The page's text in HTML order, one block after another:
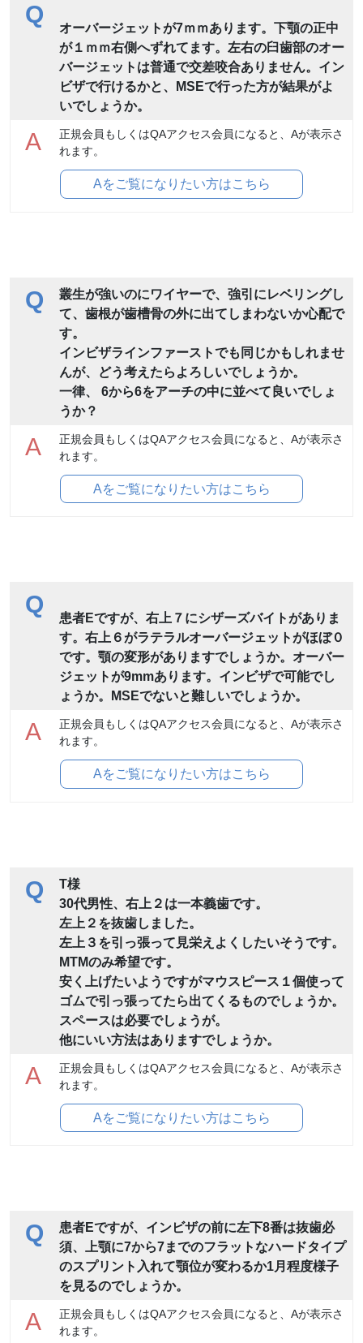
Q
オーバージェットが7ｍｍあります。下顎の正中
が１ｍｍ右側へずれてます。左右の臼歯部のオー
バージェットは普通で交差咬合ありません。イン
ビザで行けるかと、MSEで行った方が結果がよ
いでしょうか。
A
正規会員もしくはQAアクセス会員になると、Aが表示さ
れます。
Aをご覧になりたい方はこちら
Q
叢生が強いのにワイヤーで、強引にレベリングし
て、歯根が歯槽骨の外に出てしまわないか心配で
す。
インビザラインファーストでも同じかもしれませ
んが、どう考えたらよろしいでしょうか。
一律、 6から6をアーチの中に並べて良いでしょ
うか？
A
正規会員もしくはQAアクセス会員になると、Aが表示さ
れます。
Aをご覧になりたい方はこちら
Q
患者Eですが、右上７にシザーズバイトがありま
す。右上６がラテラルオーバージェットがほぼ０
です。顎の変形がありますでしょうか。オーバー
ジェットが9mmあります。インビザで可能でし
ょうか。MSEでないと難しいでしょうか。
A
正規会員もしくはQAアクセス会員になると、Aが表示さ
れます。
Aをご覧になりたい方はこちら
Q
T様
30代男性、右上２は一本義歯です。
左上２を抜歯しました。
左上３を引っ張って見栄えよくしたいそうです。
MTMのみ希望です。
安く上げたいようですがマウスピース１個使って
ゴムで引っ張ってたら出てくるものでしょうか。
スペースは必要でしょうが。
他にいい方法はありますでしょうか。
A
正規会員もしくはQAアクセス会員になると、Aが表示さ
れます。
Aをご覧になりたい方はこちら
Q
患者Eですが、インビザの前に左下8番は抜歯必
須、上顎に7から7までのフラットなハードタイプ
のスプリント入れて顎位が変わるか1月程度様子
を見るのでしょうか。
A
正規会員もしくはQAアクセス会員になると、Aが表示さ
れます。